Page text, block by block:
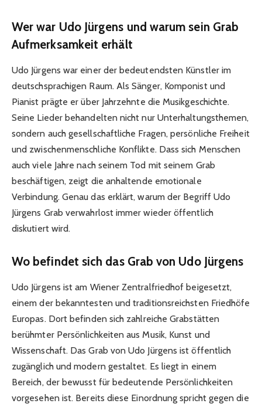
Wer war Udo Jürgens und warum sein Grab
Aufmerksamkeit erhält
Udo Jürgens war einer der bedeutendsten Künstler im
deutschsprachigen Raum. Als Sänger, Komponist und
Pianist prägte er über Jahrzehnte die Musikgeschichte.
Seine Lieder behandelten nicht nur Unterhaltungsthemen,
sondern auch gesellschaftliche Fragen, persönliche Freiheit
und zwischenmenschliche Konflikte. Dass sich Menschen
auch viele Jahre nach seinem Tod mit seinem Grab
beschäftigen, zeigt die anhaltende emotionale
Verbindung. Genau das erklärt, warum der Begriff Udo
Jürgens Grab verwahrlost immer wieder öffentlich
diskutiert wird.
Wo befindet sich das Grab von Udo Jürgens
Udo Jürgens ist am Wiener Zentralfriedhof beigesetzt,
einem der bekanntesten und traditionsreichsten Friedhöfe
Europas. Dort befinden sich zahlreiche Grabstätten
berühmter Persönlichkeiten aus Musik, Kunst und
Wissenschaft. Das Grab von Udo Jürgens ist öffentlich
zugänglich und modern gestaltet. Es liegt in einem
Bereich, der bewusst für bedeutende Persönlichkeiten
vorgesehen ist. Bereits diese Einordnung spricht gegen die